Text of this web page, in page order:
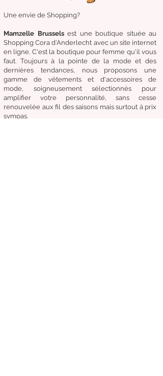
Une envie de Shopping?
Mamzelle Brussels est une boutique située au
Shopping Cora d'Anderlecht avec un site internet
en ligne. C'est la boutique pour femme qu'il vous
faut. Toujours à la pointe de la mode et des
dernières tendances, nous proposons une
gamme de vêtementset d'accessoires de
mode,
soigneusementsélectionnés pour
amplifier votre personnalité, sans cesse
renouvelée aux fil des saisons mais surtout à prix
sympas.